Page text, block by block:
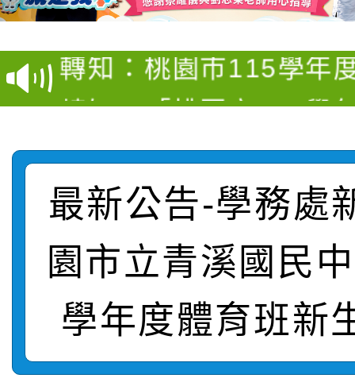
學年度第1學期第9次代
結果(第4招)
【甄選結果(第12招)】
學年度第1學期第7次代
結果(第12招)
轉知：桃園市115學年
賽及師生本土語及新住
賽實施要點
轉知：「桃園市115學
比賽實施要點」
轉知：「115年金融知
動辦法」
轉知臺中市政府政風處
城市手牽手，綠能透明
畫影片一案
劇比賽實施要點」及修
表
轉知：桃園市115年度
敬師藝文競賽』實施計
【甄選結果(第11招)】
學年度第1學期第7次代
【甄選結果(第3招)】
最新公告-學務處
園市立青溪國民
學年度體育班新